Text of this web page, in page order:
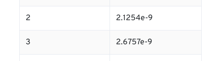
2 2.1254e-9
3 2.6757e-9